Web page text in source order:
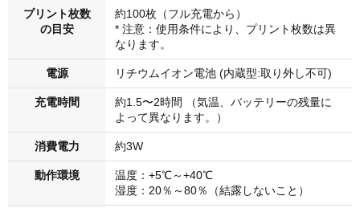
プリント枚数
の目安
約100枚（フル充電から）
* 注意：使用条件により、プリント枚数は異
なります。
電源 リチウムイオン電池 (内蔵型:取り外し不可)
充電時間
約1.5〜2時間 （気温、バッテリーの残量に
よって異なります。）
消費電力 約3W
動作環境
温度：+5℃～+40℃
湿度：20％～80％（結露しないこと）